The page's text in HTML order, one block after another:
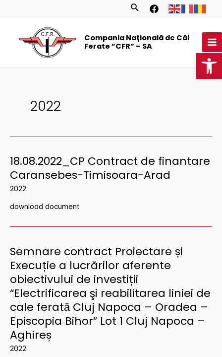
Search
Compania Națională de Căi
Ferate ”CFR” – SA
2022
18.08.2022_CP Contract de finantare
Caransebes-Timisoara-Arad
2022
download document
Semnare contract Proiectare și
Execuție a lucrărilor aferente
obiectivului de investiții
“Electrificarea şi reabilitarea liniei de
cale feratǎ Cluj Napoca – Oradea –
Episcopia Bihor” Lot 1 Cluj Napoca –
Aghireș
2022